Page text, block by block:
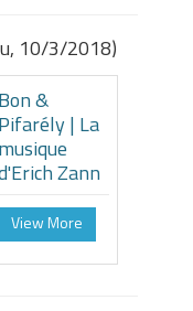
10/3/2018)
Bon &
Pifarély | La
musique
Zann
View More